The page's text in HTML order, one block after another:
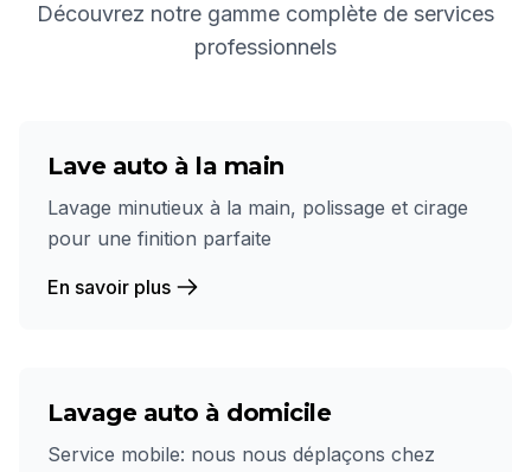
Découvrez notre gamme complète de services
professionnels
Lave auto à la main
Lavage minutieux à la main, polissage et cirage
pour une finition parfaite
En savoir plus
Lavage auto à domicile
Service mobile: nous nous déplaçons chez